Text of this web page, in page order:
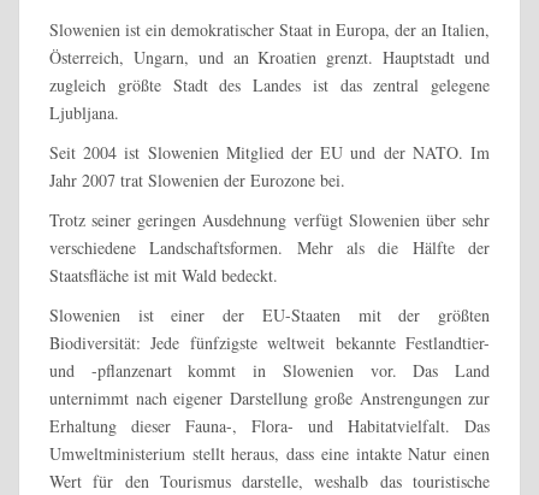
Slowenien ist ein demokratischer Staat in Europa, der an Italien,
Österreich, Ungarn, und an Kroatien grenzt. Hauptstadt und
zugleich größte Stadt des Landes ist das zentral gelegene
Ljubljana.
Seit 2004 ist Slowenien Mitglied der EU und der NATO. Im
Jahr 2007 trat Slowenien der Eurozone bei.
Trotz seiner geringen Ausdehnung verfügt Slowenien über sehr
verschiedene Landschaftsformen. Mehr als die Hälfte der
Staatsfläche ist mit Wald bedeckt.
Slowenien ist einer der EU-Staaten mit der größten
Biodiversität: Jede fünfzigste weltweit bekannte Festlandtier-
und -pflanzenart kommt in Slowenien vor. Das Land
unternimmt nach eigener Darstellung große Anstrengungen zur
Erhaltung dieser Fauna-, Flora- und Habitatvielfalt. Das
Umweltministerium stellt heraus, dass eine intakte Natur einen
Wert für den Tourismus darstelle, weshalb das touristische